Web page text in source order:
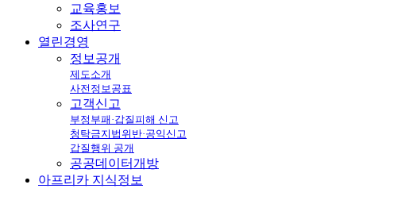
교육홍보
조사연구
열린경영
정보공개
제도소개
사전정보공표
고객신고
부정부패·갑질피해 신고
청탁금지법위반·공익신고
갑질행위 공개
공공데이터개방
아프리카 지식정보